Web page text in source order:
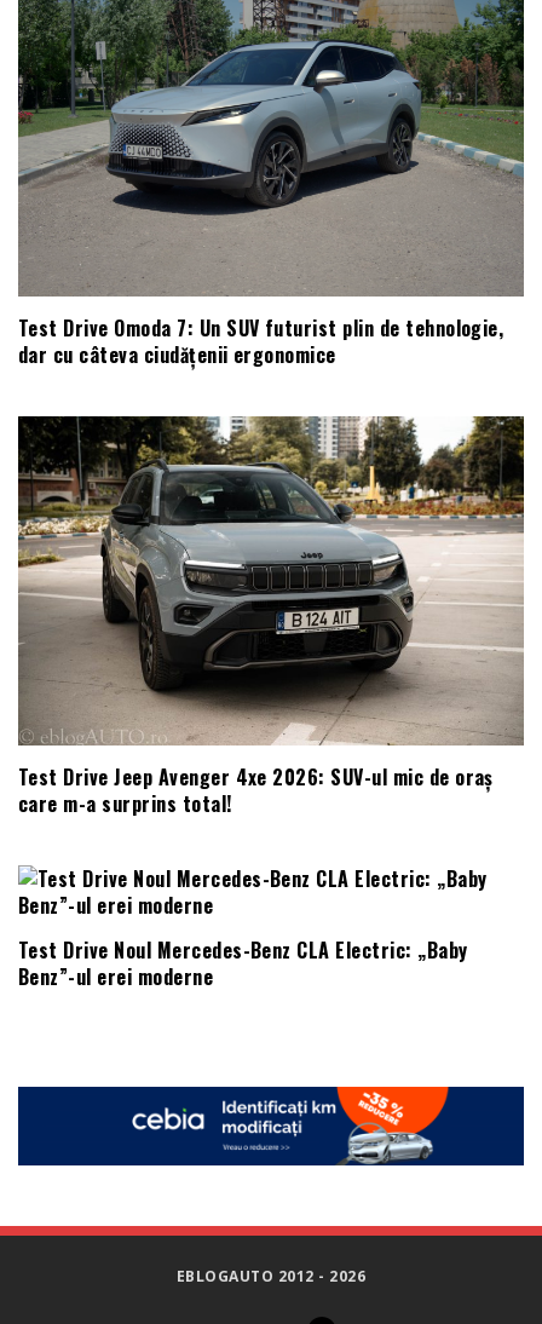
Test Drive Omoda 7: Un SUV futurist plin de tehnologie,
dar cu câteva ciudățenii ergonomice
Test Drive Jeep Avenger 4xe 2026: SUV-ul mic de oraș
care m-a surprins total!
Test Drive Noul Mercedes-Benz CLA Electric: „Baby
Benz”-ul erei moderne
EBLOGAUTO 2012 - 2026